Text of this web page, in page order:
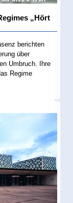
„Hört
berichten
über
Umbruch. Ihre
Regime